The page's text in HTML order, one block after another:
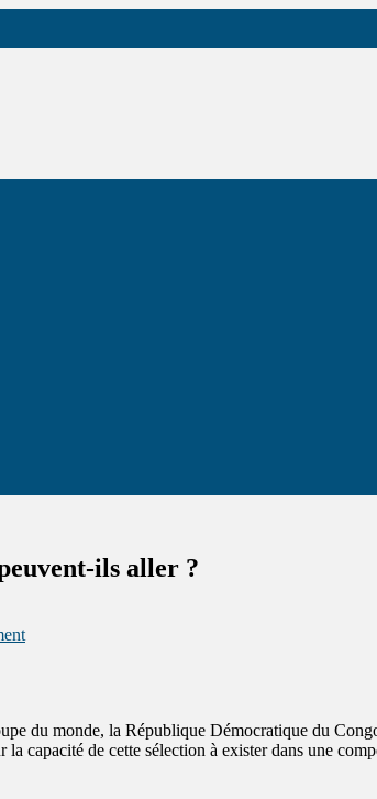
ils aller ?
du monde, la République Démocratique du
capacité de cette sélection à exister dans une